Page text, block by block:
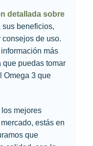
detallada sobre
sus beneficios,
de uso.
más
puedas tomar
Omega 3 que
mejores
estás en
que